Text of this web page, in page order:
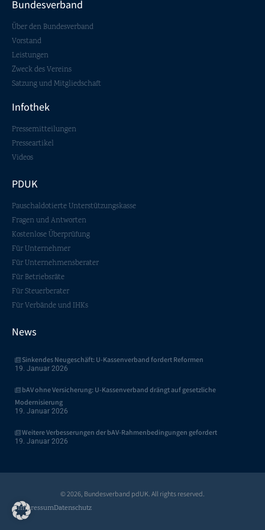
Beraterauswahl. Der Bundesverband steht bei Einzelfragen oder
Verfügung.
Bundesverband
Über den Bundesverband
Vorstand
Leistungen
Zweck des Vereins
Satzung und Mitgliedschaft
Infothek
Pressemitteilungen
Presseartikel
Videos
PDUK
Pauschaldotierte Unterstützungskasse
Fragen und Antworten
Kostenlose Überprüfung
Für Unternehmer
Für Unternehmensberater
Für Betriebsräte
Für Steuerberater
Für Verbände und IHKs
News
Sinkendes Neugeschäft: U-Kassenverband fordert Reformen
19. Januar 2026
bAV ohne Versicherung: U-Kassenverband drängt auf gesetzliche
Modernisierung
19. Januar 2026
Weitere Verbesserungen der bAV-Rahmenbedingungen gefordert
19. Januar 2026
© 2026, Bundesverband pdUK. All rights reserved​.
ImpressumDatenschutz